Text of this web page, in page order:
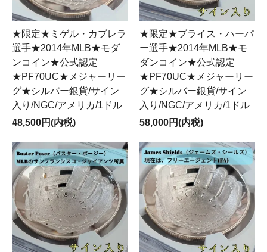
★限定★ミゲル・カブレラ
選手★2014年MLB★モダ
ンコイン★公式認定
★PF70UC★メジャーリー
グ★シルバー銀貨/サイン
入り/NGC/アメリカ/1ドル
48,500円(内税)
★限定★ブライス・ハーパ
ー選手★2014年MLB★モ
ダンコイン★公式認定
★PF70UC★メジャーリー
グ★シルバー銀貨/サイン
入り/NGC/アメリカ/1ドル
58,000円(内税)